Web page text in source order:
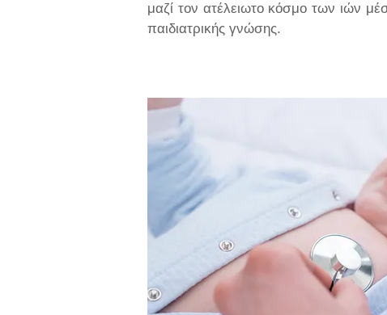
μαζί τον ατέλειωτο κόσμο των ιών
παιδιατρικής γνώσης.